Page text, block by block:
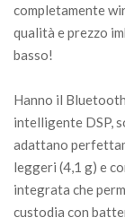
completamente
qualità e prezzo
basso!
Hanno il
intelligente DSP,
adattano
leggeri (4,1 g) e
integrata che
custodia con